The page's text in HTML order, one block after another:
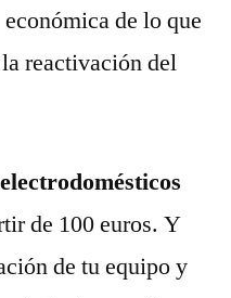
de lo que
reactivación del
de 100 euros. Y
de tu equipo y